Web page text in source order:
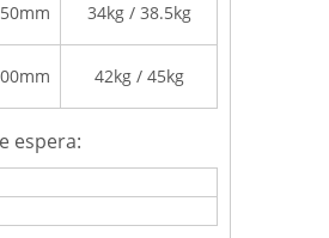
34kg / 38.5kg
42kg / 45kg
espera: